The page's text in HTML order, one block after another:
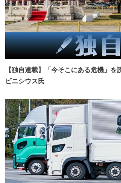
【独自連載】「今そこにある危機」
ビニシウス氏